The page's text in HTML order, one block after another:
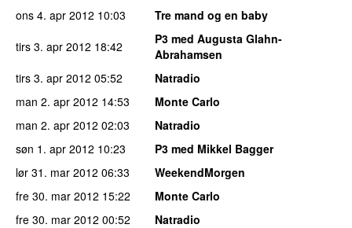
ons 4. apr 2012 10:03
Tre mand og en baby
tirs 3. apr 2012 18:42
P3 med Augusta Glahn-
Abrahamsen
tirs 3. apr 2012 05:52
Natradio
man 2. apr 2012 14:53
Monte Carlo
man 2. apr 2012 02:03
Natradio
søn 1. apr 2012 10:23
P3 med Mikkel Bagger
lør 31. mar 2012 06:33
WeekendMorgen
fre 30. mar 2012 15:22
Monte Carlo
fre 30. mar 2012 00:52
Natradio